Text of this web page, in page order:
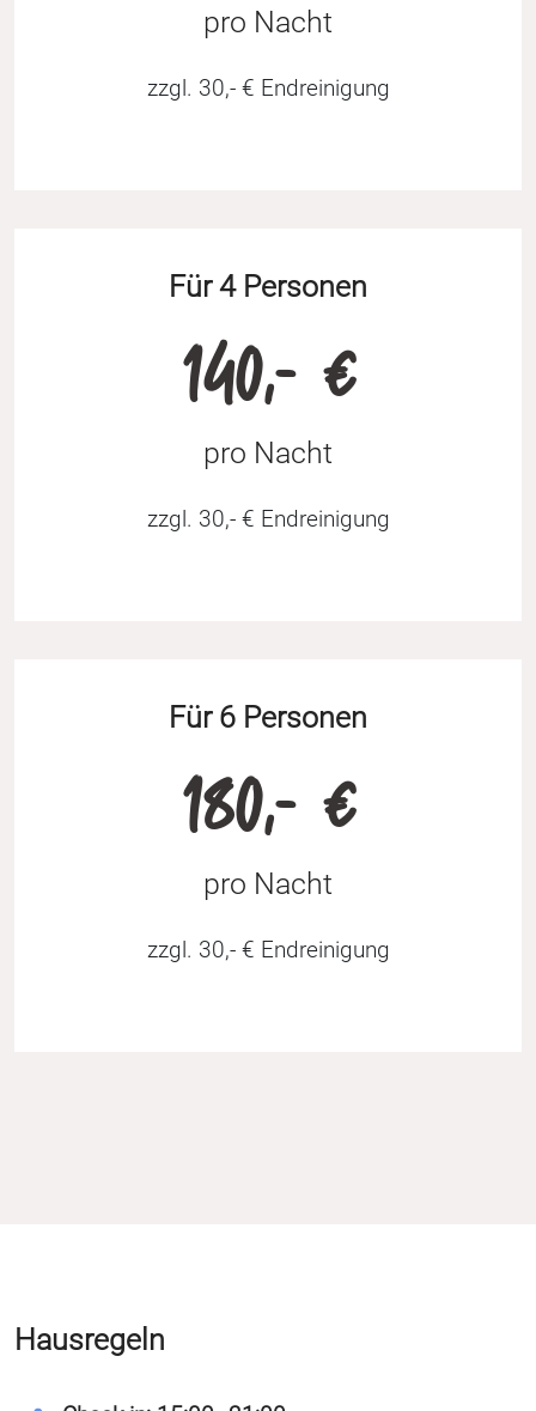
pro Nacht
zzgl. 30,- € Endreinigung
Für 4 Personen
140,- €
pro Nacht
zzgl. 30,- € Endreinigung
Für 6 Personen
180,- €
pro Nacht
zzgl. 30,- € Endreinigung
Hausregeln